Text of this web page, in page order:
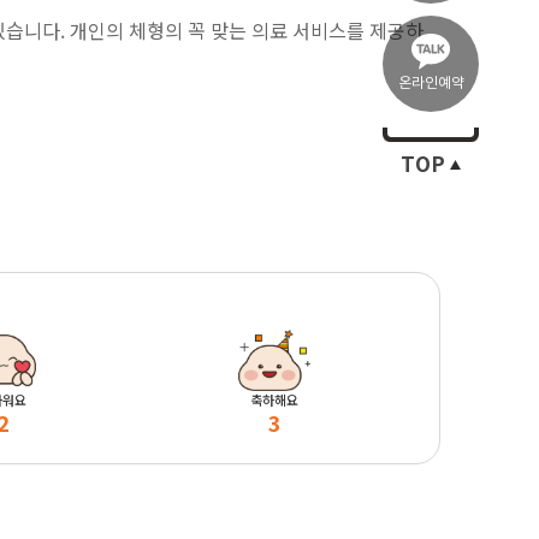
니다. 개인의 체형의 꼭 맞는 의료 서비스를 제공하
요 축하해요
3
온라인예약
TOP